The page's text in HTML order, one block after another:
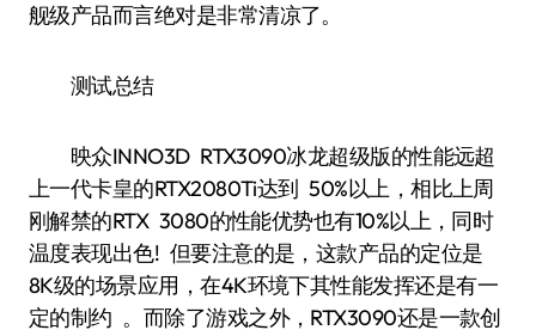
舰级产品而言绝对是非常清凉了。
测试总结
映众INNO3D RTX3090冰龙超级版的性能远超
上一代卡皇的RTX2080Ti达到 50%以上，相比上周
刚解禁的RTX 3080的性能优势也有10%以上，同时
温度表现出色! 但要注意的是，这款产品的定位是
8K级的场景应用，在4K环境下其性能发挥还是有一
定的制约 。而除了游戏之外，RTX3090还是一款创